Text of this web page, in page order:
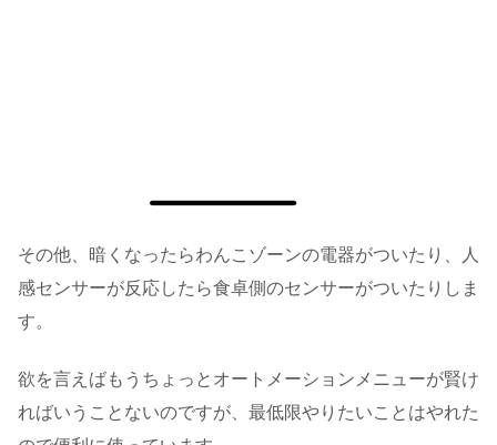
その他、暗くなったらわんこゾーンの電器がついたり、人
感センサーが反応したら食卓側のセンサーがついたりしま
す。
欲を言えばもうちょっとオートメーションメニューが賢け
ればいうことないのですが、最低限やりたいことはやれた